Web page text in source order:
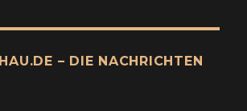
– DIE NACHRICHTEN